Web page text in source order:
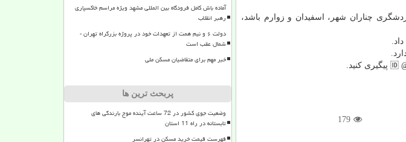
چناران شهر، اسفیدان و زوارم باشد،
179
آماده باش کامل فرودگاه بین المللی مشهد ویژه مراسم خاکسپاری
رهبر انقلاب
دولت ۶ و نیم همت از تعهدات خود در پروژه بزرگراه تهران -
شمال عقب است
خبر مهم برای متقاضیان مسکن ملی
پربحث ترین ها
وضعیت جوی کشور در 72 ساعت آینده موج بارندگی های
تابستانه در راه 11 استان
فهرست قیمت خرید مسکن در تهرانسر